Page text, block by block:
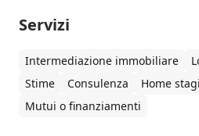
Servizi
Intermediazione immobiliare
Stime
Consulenza Home
Mutui o finanziamenti